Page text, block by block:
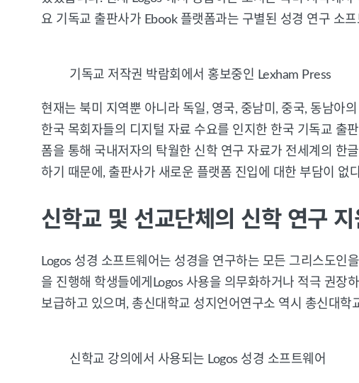
요 기독교 출판사가 Ebook 플랫폼과는 구별된 성경 연구 소
기독교 저작권 박람회에서 홍보중인 Lexham Press
현재는 북미 지역뿐 아니라 독일, 영국, 중남미, 중국, 동남아
한국 목회자들의 디지털 자료 수요를 인지한 한국 기독교 출
폼을 통해 국내저자의 탁월한 신학 연구 자료가 전세계의 한
하기 때문에, 출판사가 새로운 플랫폼 진입에 대한 부담이 없
신학교 및 선교단체의 신학 연구
Logos 성경 소프트웨어는 성경을 연구하는 모든 그리스도인
을 진행해 학생들에게Logos 사용을 의무화하거나 적극 권장
보급하고 있으며, 총신대학교 성지언어연구소 역시 총신대
신학교 강의에서 사용되는 Logos 성경 소프트웨어